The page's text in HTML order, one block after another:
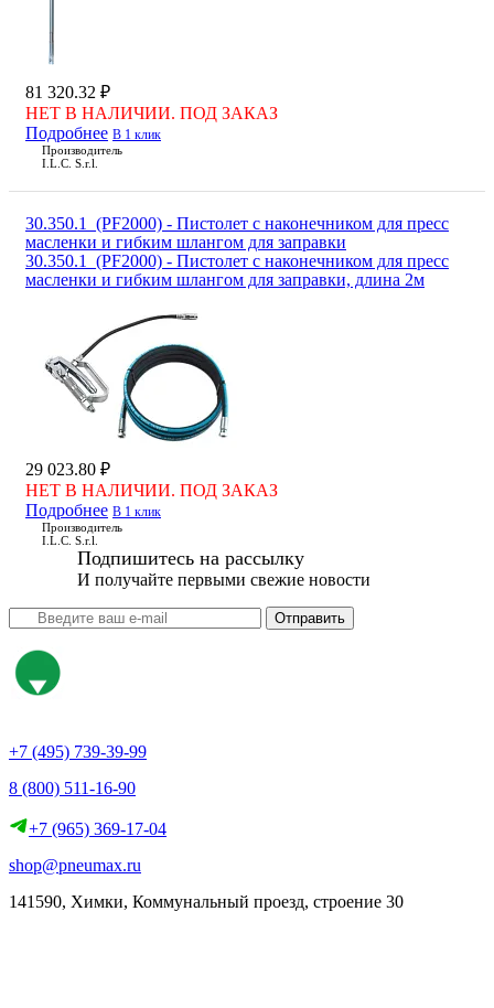
81 320.32 ₽
НЕТ В НАЛИЧИИ. ПОД ЗАКАЗ
Подробнее В 1 клик
Производитель
I.L.C. S.r.l.
30.350.1_(PF2000) - Пистолет с наконечником для пресс
масленки и гибким шлангом для заправки
30.350.1_(PF2000) - Пистолет с наконечником для пресс
масленки и гибким шлангом для заправки, длина 2м
29 023.80 ₽
НЕТ В НАЛИЧИИ. ПОД ЗАКАЗ
Подробнее В 1 клик
Производитель
I.L.C. S.r.l.
Подпишитесь на рассылку
И получайте первыми свежие новости
Отправить
+7 (495) 739-39-99
8 (800) 511-16-90
+7 (965) 369-17-04
shop@pneumax.ru
141590, Химки, Коммунальный проезд, строение 30